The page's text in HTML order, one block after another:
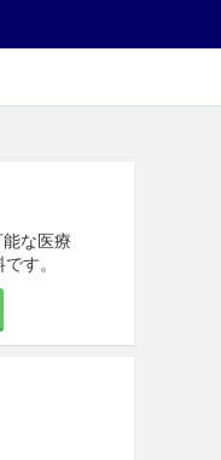
な医療
す。